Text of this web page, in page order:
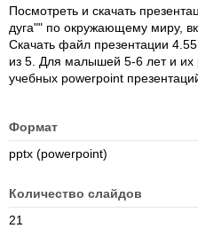
Посмотреть и скачать
дуга"" по окружающему миру,
Скачать файл презентации
из 5. Для малышей 5-6 лет и
учебных powerpoint
Формат
pptx (powerpoint)
Количество слайдов
21